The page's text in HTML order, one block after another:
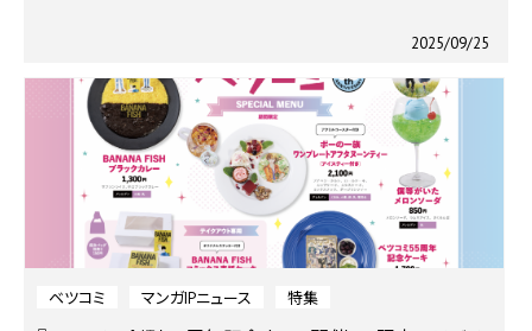
2025/09/25
ベツコミ マンガIPニュース 特集